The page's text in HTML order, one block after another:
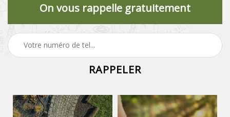
On vous rappelle gratuitement